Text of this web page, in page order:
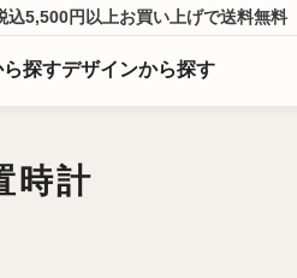
込5,500円以上お買い上げで送料無料
探すデザインから探す
時計